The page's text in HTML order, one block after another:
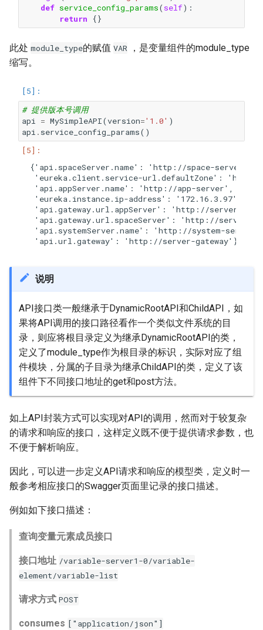
def service_config_params(self):
return
{}
此处 module_type的赋值 VAR ，是变量组件的module_type
缩写。
# 提供版本号调用
api = MySimpleAPI(version='1.0' )
api . service_config_params()
{'api.spaceServer.name': 'http://space-server',
'eureka.client.service-url.defaultZone': 'http://
'api.appServer.name': 'http://app-server',
'eureka.instance.ip-address': '172.16.3.97',
'api.gateway.url.appServer': 'http://server-
'api.gateway.url.spaceServer': 'http://server-
'api.systemServer.name': 'http://system-server',
说明
API接口类一般继承于DynamicRootAPI和ChildAPI，如
果将API调用的接口路径看作一个类似文件系统的目
录，则应将根目录定义为继承DynamicRootAPI的类，
定义了module_type作为根目录的标识，实际对应了组
件模块，分属的子目录为继承ChildAPI的类，定义了该
组件下不同接口地址的get和post方法。
如上API封装方式可以实现对API的调用，然而对于较复杂
的请求和响应的接口，这样定义既不便于提供请求参数，也
不便于解析响应。
因此，可以进一步定义API请求和响应的模型类，定义时一
般参考相应接口的Swagger页面里记录的接口描述。
例如如下接口描述：
查询变量元素成员接口
接口地址 /variable-server1-0/variable-
element/variable-list
请求方式 POST
consumes ["application/json"]